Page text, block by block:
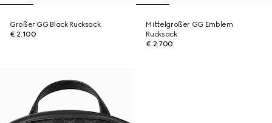
Großer GG Black Rucksack
€ 2.100
Mittelgroßer GG Emblem
Rucksack
€ 2.700